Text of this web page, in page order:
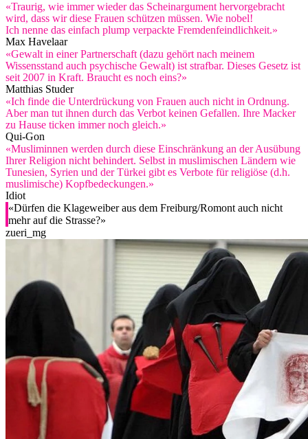
«Traurig, wie immer wieder das Scheinargument hervorgebracht
wird, dass wir diese Frauen schützen müssen. Wie nobel!
Ich nenne das einfach plump verpackte Fremdenfeindlichkeit.»
Max Havelaar
«Gewalt in einer Partnerschaft (dazu gehört nach meinem
Wissensstand auch psychische Gewalt) ist strafbar. Dieses Gesetz ist
seit 2007 in Kraft. Braucht es noch eins?»
Matthias Studer
«Ich finde die Unterdrückung von Frauen auch nicht in Ordnung.
Aber man tut ihnen durch das Verbot keinen Gefallen. Ihre Macker
zu Hause ticken immer noch gleich.»
Qui-Gon
«Musliminnen werden durch diese Einschränkung an der Ausübung
Ihrer Religion nicht behindert. Selbst in muslimischen Ländern wie
Tunesien, Syrien und der Türkei gibt es Verbote für religiöse (d.h.
muslimische) Kopfbedeckungen.»
Idiot
«Dürfen die Klageweiber aus dem Freiburg/Romont auch nicht
mehr auf die Strasse?»
zueri_mg